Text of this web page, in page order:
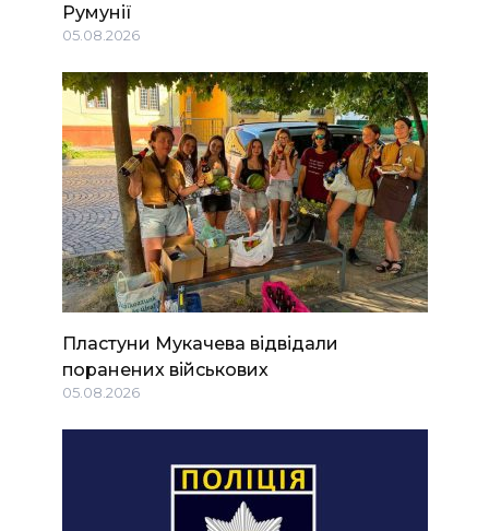
Румунії
05.08.2026
Пластуни Мукачева відвідали
поранених військових
05.08.2026